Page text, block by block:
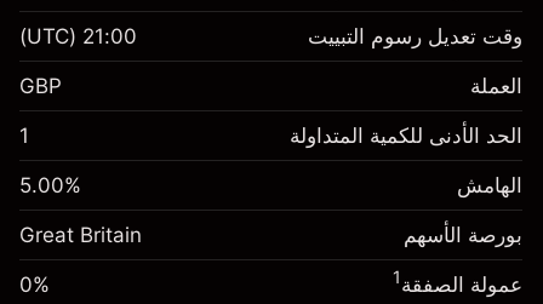
£1,000.00
رسوم التبييت
الرسوم من قيمة الصفقة الكاملة
%
(-£4.25)
حجم الصفقة بالرافعة المالية ~£20,000.00
الأموال من الرافعة المالية ~ دولار
الهامش. استثمارك £1,000.00
رسوم التبييت
الرسوم من قيمة الصفقة الكاملة
-0.000647
%
(-£0.13)
وقت تعديل رسوم التبييت 21:00
(UTC)
العملة GBP
الحد الأدنى للكمية المتداولة 1
الهامش 5.00%
بورصة الأسهم Great Britain
عمولة الصفقة1
0%